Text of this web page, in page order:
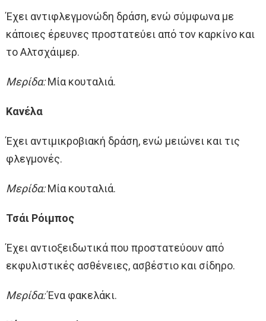
Έχει αντιφλεγμονώδη δράση, ενώ σύμφωνα με
κάποιες έρευνες προστατεύει από τον καρκίνο και
το Αλτσχάιμερ.
Μερίδα:Μία κουταλιά.
Κανέλα
Έχει αντιμικροβιακή δράση, ενώ μειώνει και τις
φλεγμονές.
Μερίδα:Μία κουταλιά.
Τσάι Ρόιμπος
Έχει αντιοξειδωτικά που προστατεύουν από
εκφυλιστικές ασθένειες, ασβέστιο και σίδηρο.
Μερίδα:Ένα φακελάκι.